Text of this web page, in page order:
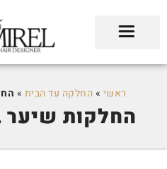
ראשי »החלקה עד הבית »
החלקות שיער